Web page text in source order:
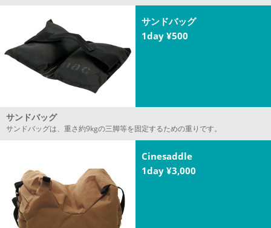
サンドバッグ
1day ¥500
サンドバッグ
サンドバッグは、重さ約9kgの三脚等を固定するための重りです。
Cinesaddle
1day ¥3,000